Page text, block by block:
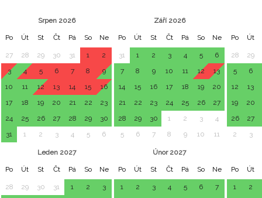
Srpen 2026
Po Út St Čt Pá So Ne
27 28 29 30 31 1
2
3
4 5 6 7 8
9
10
11 12 13 14 15
16
17
18 19 20 21 22
23
24
25 26 27 28 29
30
31
1 2 3 4 5 6
Září 2026
Po Út St Čt Pá So Ne
31 1 2 3 4 5
6
7
8 9 10 11 12
13
14
15 16 17 18 19
20
21
22 23 24 25 26
27
28
29 30 1 2 3
4
5
6 7 8 9 10 11
Po Út
28
29
5
6
12
13
19
20
26
27
2
3
Leden 2027
Po Út St Čt Pá So Ne
28 29 30 31 1 2
3
Únor 2027
Po Út St Čt Pá So Ne
1 2 3 4 5 6
7
Po Út
1
2